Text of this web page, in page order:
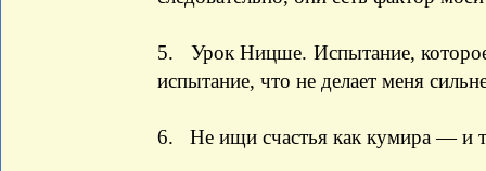
5. Урок Ницше. Испытание, которое
испытание, что не делает меня
6. Не ищи счастья как кумира — и